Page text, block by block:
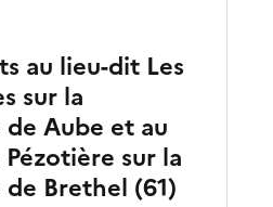
au lieu-dit Les
sur la
Aube et au
sur la
Brethel (61)